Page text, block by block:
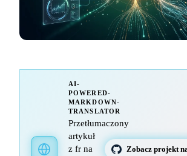
AI-
POWERED-
MARKDOWN-
TRANSLATOR
Przetłumaczony
artykuł
z fr na
Zobacz projekt